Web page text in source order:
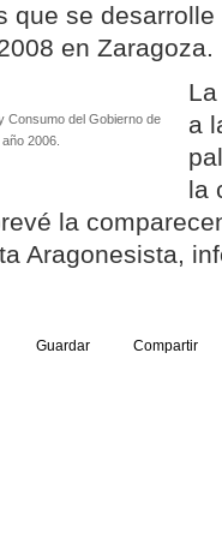
que se
en Zaragoza.
Consumo del Gobierno de
2006.
a
la
la
Aragonesista,
Guardar Compartir